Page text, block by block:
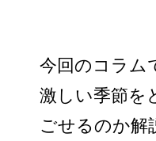
今回のコラム
激しい季節を
ごせるのか解